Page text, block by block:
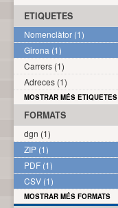
ETIQUETES
Nomenclàtor (1)
Girona (1)
Carrers (1)
Adreces (1)
MOSTRAR MÉS ETIQUETES
FORMATS
dgn (1)
ZIP (1)
PDF (1)
CSV (1)
MOSTRAR MÉS FORMATS